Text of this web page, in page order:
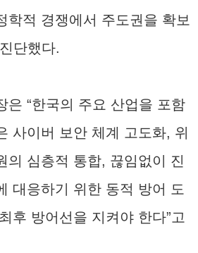
학적 경쟁에서 주도권을 확보
단했다.
은 “한국의 주요 산업을 포함
사이버 보안 체계 고도화, 위
의 심층적 통합, 끊임없이 진
대응하기 위한 동적 방어 도
후 방어선을 지켜야 한다”고